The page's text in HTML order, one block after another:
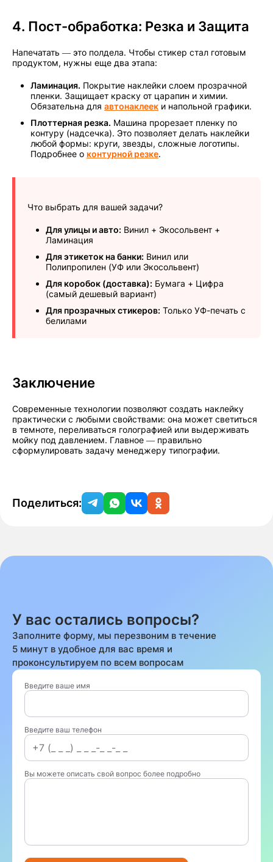
4. Пост-обработка: Резка и Защита
Напечатать — это полдела. Чтобы стикер стал готовым
продуктом, нужны еще два этапа:
Ламинация. Покрытие наклейки слоем прозрачной
пленки. Защищает краску от царапин и химии.
Обязательна для автонаклеек и напольной графики.
Плоттерная резка. Машина прорезает пленку по
контуру (надсечка). Это позволяет делать наклейки
любой формы: круги, звезды, сложные логотипы.
Подробнее о контурной резке.
Что выбрать для вашей задачи?
Для улицы и авто: Винил + Экосольвент +
Ламинация
Для этикеток на банки: Винил или
Полипропилен (УФ или Экосольвент)
Для коробок (доставка): Бумага + Цифра
(самый дешевый вариант)
Для прозрачных стикеров: Только УФ-печать с
белилами
Заключение
Современные технологии позволяют создать наклейку
практически с любыми свойствами: она может светиться
в темноте, переливаться голографией или выдерживать
мойку под давлением. Главное — правильно
сформулировать задачу менеджеру типографии.
Поделиться:
У вас остались вопросы?
Заполните форму, мы перезвоним в течение
5 минут в удобное для вас время и
проконсультируем по всем вопросам
Введите ваше имя
Введите ваш телефон
Вы можете описать свой вопрос более подробно